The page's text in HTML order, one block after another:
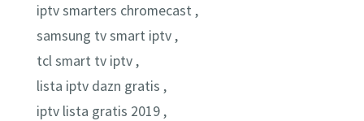
iptv smarters chromecast ,
samsung tv smart iptv ,
tcl smart tv iptv ,
lista iptv dazn gratis ,
iptv lista gratis 2019 ,